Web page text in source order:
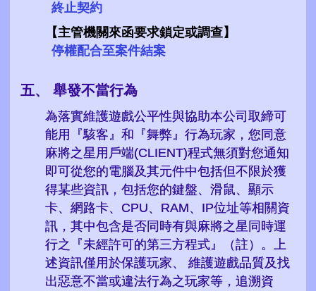
test
終止契約
【主管機關來函要求鎖定或調查】
停權配合至案件結案
舉發不當行為
為落實維護遊戲公平性與協助本公司取締可
能用『駭客』和『舞弊』行為玩家，您同意
麻將之星用戶端(CLIENT)程式無須對您通知
即可從您的電腦及其元件中包括但不限於獲
得某些資訊，包括您的鍵盤、滑鼠、顯示
卡、網路卡、CPU、RAM、IP位址等相關資
訊，其中包含是否同時有與麻將之星同時運
行之『未經許可的第三方程式』（註）。上
述資訊僅用於保護玩家、 維護遊戲品質及找
出惡意不當或違法行為之玩家等，追溯資